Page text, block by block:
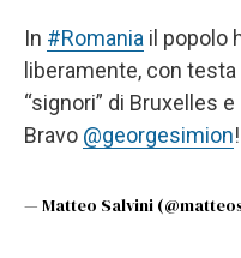
In #Romania il popolo
liberamente, con
“signori” di Bruxelles
Bravo @georgesimion
— Matteo Salvini